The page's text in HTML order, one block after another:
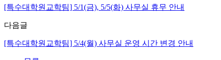
[특수대학원교학팀] 5/1(금), 5/5(화) 사무실 휴무 안내
다음글
[특수대학원교학팀] 5/4(월) 사무실 운영 시간 변경 안내